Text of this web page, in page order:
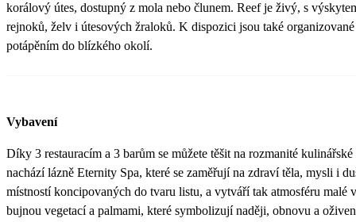
korálový útes, dostupný z mola nebo člunem. Reef je živý, s
rejnoků, želv i útesových žraloků. K dispozici jsou také
potápěním do blízkého okolí.
Vybavení
Díky 3 restauracím a 3 barům se můžete těšit na rozmanité
nachází lázně Eternity Spa, které se zaměřují na zdraví těla, mysli i
místností koncipovaných do tvaru listu, a vytváří tak atmosféru malé
bujnou vegetací a palmami, které symbolizují naději, obnovu a